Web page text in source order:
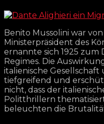
Benito Mussolini war von
Ministerpräsident des
ernannte sich 1925 zum
Regimes. Die
italienische
tiefgreifend und
nicht, dass der
Politthrillern
beleuchten die